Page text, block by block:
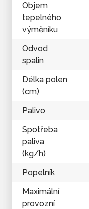
Objem
tepelného
výměníku
Odvod
spalin
Délka polen
(cm)
Palivo
Spotřeba
paliva
(kg/h)
Popelník
Maximální
provozní